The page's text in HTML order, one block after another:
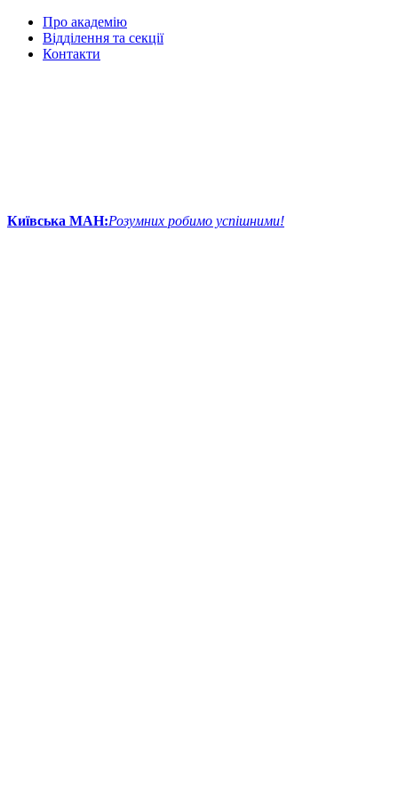
Про академію
Відділення та секції
Контакти
Київська МАН:Розумних робимо успішними!